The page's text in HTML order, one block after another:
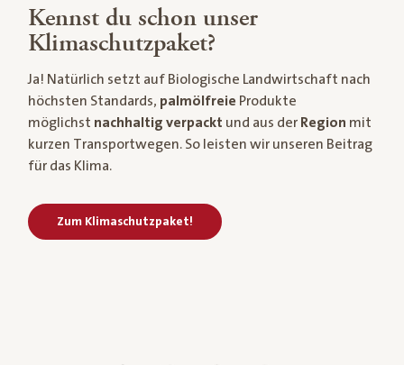
Kennst du schon unser
Klimaschutzpaket?
Ja! Natürlich setzt auf Biologische Landwirtschaft nach
höchsten Standards, palmölfreie Produkte
möglichst nachhaltig verpackt und aus der Region mit
kurzen Transportwegen. So leisten wir unseren Beitrag
für das Klima.
Zum Klimaschutzpaket!